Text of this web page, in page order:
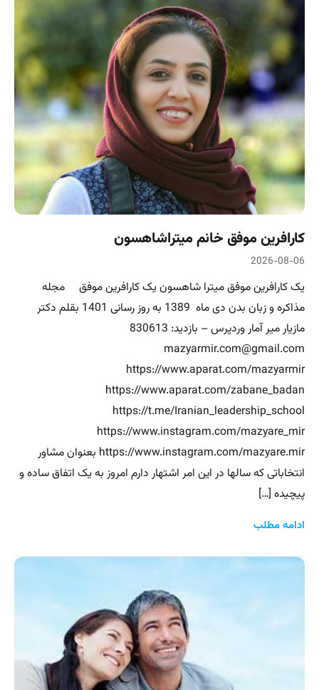
کارافرین موفق خانم میتراشاهسون
2026-08-06
یک کارافرین موفق میترا شاهسون یک کارافرین موفق مجله
مذاکره و زبان بدن دی ماه 1389 به روز رسانی 1401 بقلم دکتر
mazyarmir.com@gmail.com
https://www.aparat.com/mazyarmir
https://www.aparat.com/zabane_badan
https://t.me/Iranian_leadership_school
https://www.instagram.com/mazyare_mir
https://www.instagram.com/mazyare.mir بعنوان مشاور
انتخاباتی که سالها در این امر اشتهار دارم امروز به یک اتفاق ساده و
پیچیده […]
ادامه مطلب